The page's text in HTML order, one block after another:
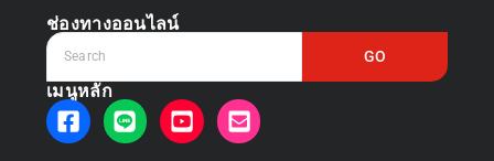
ช่องทางออนไลน์
GO
เมนูหลัก